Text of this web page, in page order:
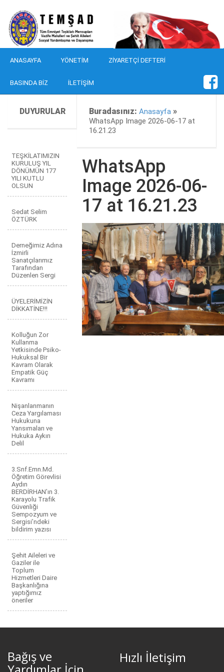
ANASAYFA YÖNETIM ZIYARETÇI DEFTERI
BASINDA BIZ İLETIŞIM
DUYURULAR Buradasınız:Anasayfa »
WhatsApp Image 2026-06-17 at
16.21.23
TEŞKİLATIMIZIN
KURULUŞ YIL
DÖNÜMÜN 177
YILI KUTLU
OLSUN
Sedat Selim
ÖZTÜRK
Derneğimiz Adına
İzmirli
Sanatçılarımız
Tarafından
Düzenlen Sergi
ÜYELERİMİZİN
DİKKATİNE!!!
Kolluğun Zor
Kullanma
Yetkisinde Psiko-
Hukuksal Bir
Kavram Olarak
Empatik Güç
Kavramı
Nişanlanmanın
Ceza Yargılaması
Hukukuna
Yansımaları ve
Hukuka Aykırı
Delil
3.Snf.Emn.Md.
Öğretim Görevlisi
Aydın
BERDİRHAN’ın 3.
Karayolu Trafik
Güvenliği
Sempozyum ve
Sergisi’ndeki
bildirim yazısı
Şehit Aileleri ve
Gaziler ile
Toplum
Hizmetleri Daire
Başkanlığına
yaptığımız
öneriler
WhatsApp
Image 2026-06-
17 at 16.21.23
Bağış ve Hızlı İletişim